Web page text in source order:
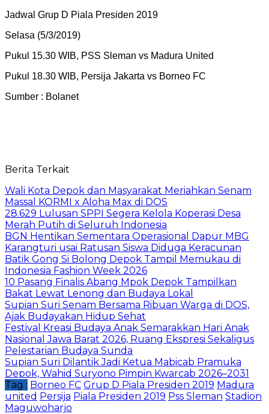
Jadwal Grup D Piala Presiden 2019
Selasa (5/3/2019)
Pukul 15.30 WIB, PSS Sleman vs Madura United
Pukul 18.30 WIB, Persija Jakarta vs Borneo FC
Sumber : Bolanet
Berita Terkait
Wali Kota Depok dan Masyarakat Meriahkan Senam
Massal KORMI x Aloha Max di DOS
28.629 Lulusan SPPI Segera Kelola Koperasi Desa
Merah Putih di Seluruh Indonesia
BGN Hentikan Sementara Operasional Dapur MBG
Karangturi usai Ratusan Siswa Diduga Keracunan
Batik Gong Si Bolong Depok Tampil Memukau di
Indonesia Fashion Week 2026
10 Pasang Finalis Abang Mpok Depok Tampilkan
Bakat Lewat Lenong dan Budaya Lokal
Supian Suri Senam Bersama Ribuan Warga di DOS,
Ajak Budayakan Hidup Sehat
Festival Kreasi Budaya Anak Semarakkan Hari Anak
Nasional Jawa Barat 2026, Ruang Ekspresi Sekaligus
Pelestarian Budaya Sunda
Supian Suri Dilantik Jadi Ketua Mabicab Pramuka
Depok, Wahid Suryono Pimpin Kwarcab 2026–2031
Tag : Borneo FC Grup D Piala Presiden 2019 Madura
united Persija Piala Presiden 2019 Pss Sleman Stadion
Maguwoharjo